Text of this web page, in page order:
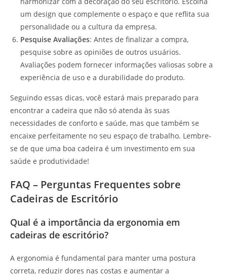
um design que complemente o espaço e que reflita sua
personalidade ou a cultura da empresa.
Pesquise Avaliações: Antes de finalizar a compra,
pesquise sobre as opiniões de outros usuários.
Avaliações podem fornecer informações valiosas sobre a
experiência de uso e a durabilidade do produto.
Seguindo essas dicas, você estará mais preparado para
encontrar a cadeira que não só atenda às suas
necessidades de conforto e saúde, mas que também se
encaixe perfeitamente no seu espaço de trabalho. Lembre-
se de que uma boa cadeira é um investimento em sua
saúde e produtividade!
FAQ – Perguntas Frequentes sobre
Cadeiras de Escritório
Qual é a importância da ergonomia em
cadeiras de escritório?
A ergonomia é fundamental para manter uma postura
correta, reduzir dores nas costas e aumentar a